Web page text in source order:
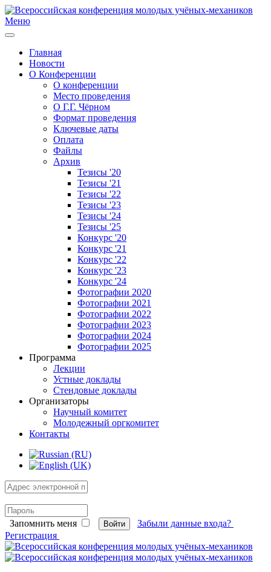
Меню
Главная
Новости
О Конференции
О конференции
Место проведения
О Г.Г. Чёрном
Формат проведения
Ключевые даты
Оплата
Файлы
Архив
Тезисы '20
Тезисы '21
Тезисы '22
Тезисы '23
Тезисы '24
Тезисы '25
Конкурс '20
Конкурс '21
Конкурс '22
Конкурс '23
Конкурс '24
Фотографии 2020
Фотографии 2021
Фотографии 2022
Фотографии 2023
Фотографии 2024
Фотографии 2025
Программа
Лекции
Устные доклады
Стендовые доклады
Организаторы
Научный комитет
Молодежный оргкомитет
Контакты
Запомнить меня Войти
Забыли данные входа?
Регистрация